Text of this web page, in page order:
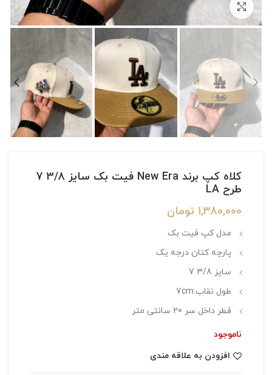
بزرگنمایی تصویر
کلاه کپ برند New Era فیت بک سایز 3/8 7
طرح LA
1,380,000 تومان
مدل کپ فیت بک
پارچه کتان درجه یک
سایز 3/8 7
طول نقاب:7cm
قطر داخل سر 20 سانتی متر
ناموجود
افزودن به علاقه مندی